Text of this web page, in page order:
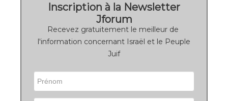
Inscription à la Newsletter
Jforum
Recevez gratuitement le meilleur de
l'information concernant Israël et le Peuple
Juif